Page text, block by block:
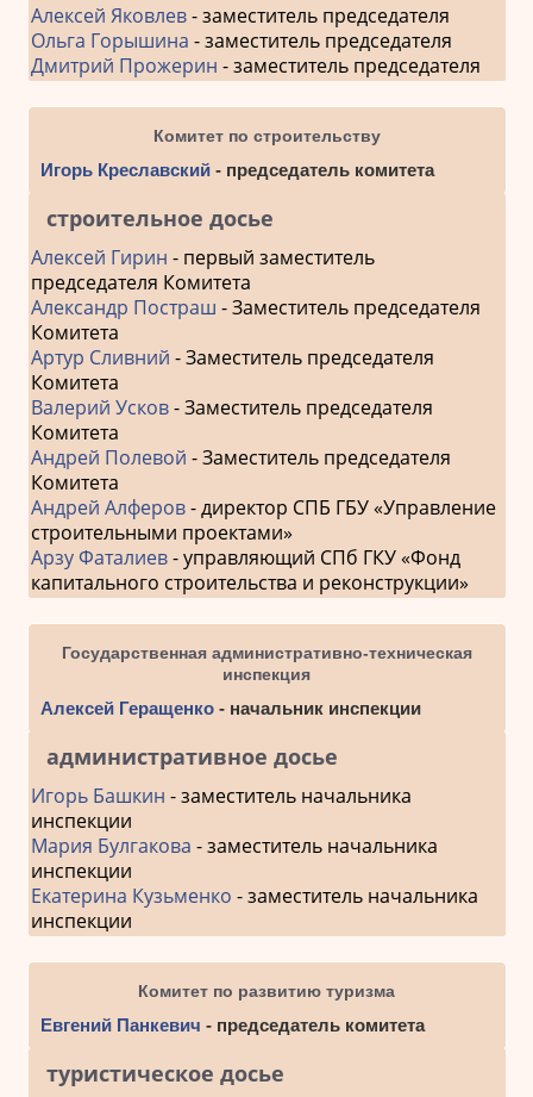
Алексей Яковлев- заместитель председателя
Ольга Горышина - заместитель председателя
Дмитрий Прожерин - заместитель председателя
Комитет по строительству
Игорь Креславский - председатель комитета
строительное досье
Алексей Гирин - первый заместитель
председателя Комитета
Александр Постраш - Заместитель председателя
Комитета
Артур Сливний - Заместитель председателя
Комитета
Валерий Усков- Заместитель председателя
Комитета
Андрей Полевой - Заместитель председателя
Комитета
Андрей Алферов- директор СПБ ГБУ «Управление
строительными проектами»
Арзу Фаталиев- управляющий СПб ГКУ «Фонд
капитального строительства и реконструкции»
Государственная административно-техническая
инспекция
Алексей Геращенко- начальник инспекции
административное досье
Игорь Башкин - заместитель начальника
инспекции
Мария Булгакова - заместитель начальника
инспекции
Екатерина Кузьменко - заместитель начальника
инспекции
Комитет по развитию туризма
Евгений Панкевич - председатель комитета
туристическое досье